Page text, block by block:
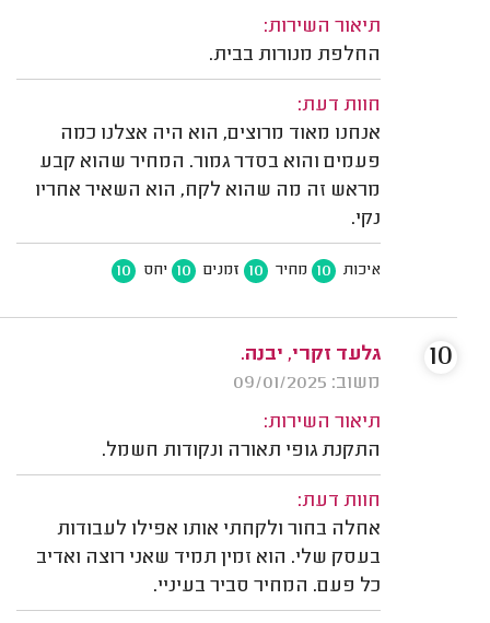
תיאור השירות:
החלפת מנורות בבית.
חוות דעת:
אנחנו מאוד מרוצים, הוא היה אצלנו כמה
פעמים והוא בסדר גמור. המחיר שהוא קבע
מראש זה מה שהוא לקח, הוא השאיר אחריו
נקי.
איכות 10 מחיר 10 זמנים 10 יחס 10
גלעד זקרי, יבנה.
משוב: 09/01/2025
תיאור השירות:
התקנת גופי תאורה ונקודות חשמל.
חוות דעת:
אחלה בחור ולקחתי אותו אפילו לעבודות
בעסק שלי. הוא זמין תמיד שאני רוצה ואדיב
כל פעם. המחיר סביר בעיניי.
10